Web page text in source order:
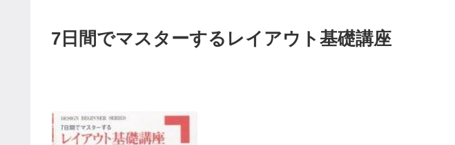
7日間でマスターするレイアウト基礎講座